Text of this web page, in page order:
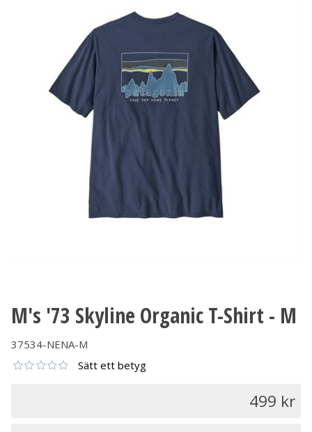
M's '73 Skyline Organic T-Shirt - M
37534-NENA-M
Sätt ett betyg
499